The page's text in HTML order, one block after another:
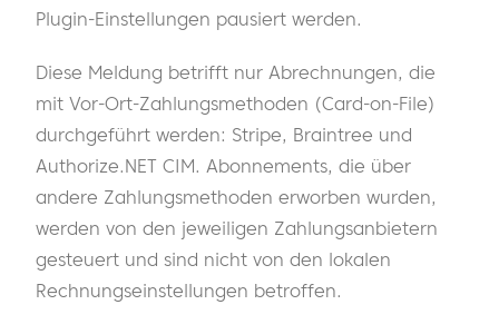
Plugin-Einstellungen pausiert werden.
Diese Meldung betrifft nur Abrechnungen, die
mit Vor-Ort-Zahlungsmethoden (Card-on-File)
durchgeführt werden: Stripe, Braintree und
Authorize.NET CIM. Abonnements, die über
andere Zahlungsmethoden erworben wurden,
werden von den jeweiligen Zahlungsanbietern
gesteuert und sind nicht von den lokalen
Rechnungseinstellungen betroffen.